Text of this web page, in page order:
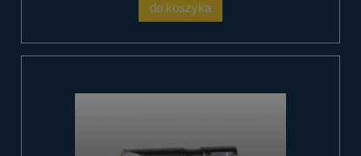
do koszyka